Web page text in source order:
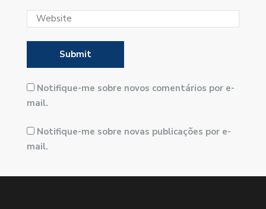
Notifique-me sobre novos comentários por e-
mail.
Notifique-me sobre novas publicações por e-
mail.